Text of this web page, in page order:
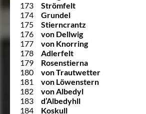
173
Strömfelt
174
Grundel
175
Stierncrantz
176
von Dellwig
177
von Knorring
178
Adlerfelt
179
Rosenstierna
180
von Trautwetter
181
von Löwenstern
182
von Albedyl
183
d’Albedyhll
184
Koskull